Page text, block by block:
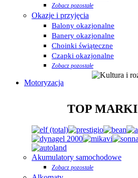
Zobacz pozostałe
Okazje i przyjęcia
Balony okazjonalne
Banery okazjonalne
Choinki świąteczne
Czapki okazjonalne
Zobacz pozostałe
Motoryzacja
TOP MARKI
Akumulatory samochodowe
Zobacz pozostałe